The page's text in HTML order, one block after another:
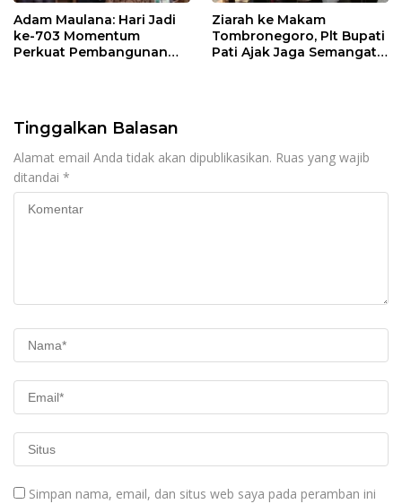
Adam Maulana: Hari Jadi
ke-703 Momentum
Perkuat Pembangunan
Ziarah ke Makam
Tombronegoro, Plt Bupati
Pati Ajak Jaga Semangat
Tinggalkan Balasan
Alamat email Anda tidak akan dipublikasikan. Ruas yang wajib
ditandai *
Simpan nama, email, dan situs web saya pada peramban ini